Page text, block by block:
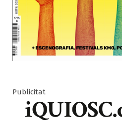
Publicitat